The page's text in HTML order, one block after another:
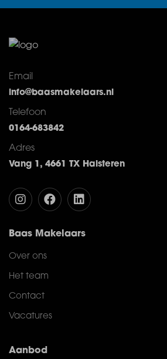
Email
info@baasmakelaars.nl
Telefoon
0164-683842
Adres
Vang 1, 4661 TX Halsteren
Baas Makelaars
Over ons
Het team
Contact
Vacatures
Aanbod